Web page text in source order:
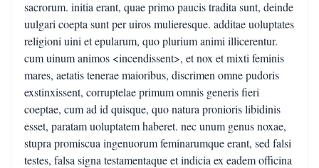
sacrorum. initia erant, quae primo paucis tradita sunt, deinde
uulgari coepta sunt per uiros mulieresque. additae uoluptates
religioni uini et epularum, quo plurium animi illicerentur.
cum uinum animos <incendissent>, et nox et mixti feminis
mares, aetatis tenerae maioribus, discrimen omne pudoris
exstinxissent, corruptelae primum omnis generis fieri
coeptae, cum ad id quisque, quo natura pronioris libidinis
esset, paratam uoluptatem haberet. nec unum genus noxae,
stupra promiscua ingenuorum feminarumque erant, sed falsi
testes, falsa signa testamentaque et indicia ex eadem officina